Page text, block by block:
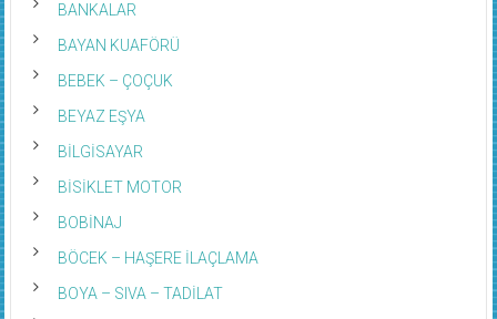
BANKALAR
BAYAN KUAFÖRÜ
BEBEK – ÇOÇUK
BEYAZ EŞYA
BİLGİSAYAR
BİSİKLET MOTOR
BOBİNAJ
BÖCEK – HAŞERE İLAÇLAMA
BOYA – SIVA – TADİLAT